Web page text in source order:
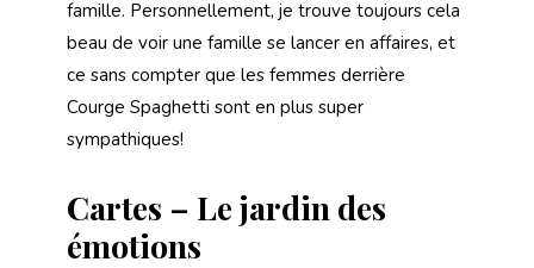
famille. Personnellement, je trouve toujours cela
beau de voir une famille se lancer en affaires, et
ce sans compter que les femmes derrière
Courge Spaghetti sont en plus super
sympathiques!
Cartes – Le jardin des
émotions